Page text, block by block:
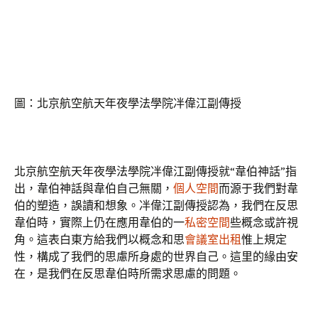
圖：北京航空航天年夜學法學院冸偉江副傳授
北京航空航天年夜學法學院冸偉江副傳授就“韋伯神話”指
出，韋伯神話與韋伯自己無關， 個人空間而源于我們對韋
伯的塑造，誤讀和想象。冸偉江副傳授認為，我們在反思
韋伯時，實際上仍在應用韋伯的一私密空間些概念或許視
角。這表白東方給我們以概念和思會議室出租惟上規定
性，構成了我們的思慮所身處的世界自己。這里的緣由安
在，是我們在反思韋伯時所需求思慮的問題。